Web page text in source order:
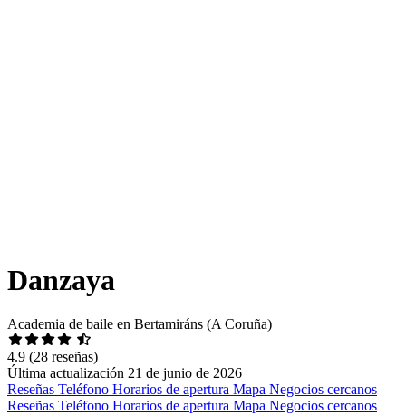
Danzaya
Academia de baile en Bertamiráns (A Coruña)
4.9 (28 reseñas)
Última actualización 21 de junio de 2026
Reseñas Teléfono Horarios de apertura Mapa Negocios cercanos
Reseñas Teléfono Horarios de apertura Mapa Negocios cercanos